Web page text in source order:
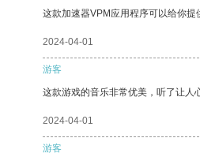
这款加速器VPM应用程序可以给你提
2024-04-01
游客
这款游戏的音乐非常优美，听了让人
2024-04-01
游客